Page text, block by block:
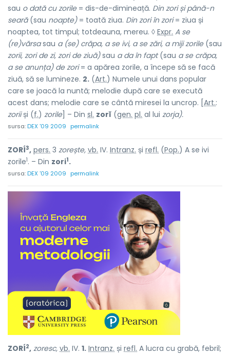
sau o dată cu zorile= dis-de-dimineață. Din zori și până-n
seară(sau noapte)= toată ziua. Din zori în zori= ziua și
noaptea, tot timpul; totdeauna, mereu. ◊ Expr. A se
(re)vărsasau a (se) crăpa, a se ivi, a se zări, a miji zorile(sau
zorii, zori de zi, zori de ziuă)sau a da în fapt(sau a se crăpa,
a se anunța) de zori= a apărea zorile, a începe să se facă
ziuă, să se lumineze. 2. (Art.) Numele unui dans popular
care se joacă la nuntă; melodie după care se execută
acest dans; melodie care se cântă miresei la uncrop. [ Art.:
zoriiși (f.) zorile] – Din sl. zorĭ (gen. pl. al lui zorja).
sursa:DEX '09 2009 permalink
ZORÍ3, pers. 3 zorește, vb. IV. Intranz. și refl. (Pop.) A se ivi
zorile1. – Din zori1.
sursa:DEX '09 2009 permalink
ZORÍ2, zoresc, vb. IV. 1. Intranz. și refl. A lucra cu grabă, febril;